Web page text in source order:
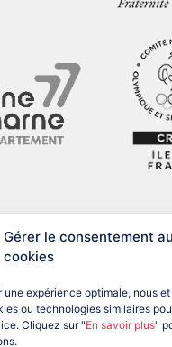
Gérer le consentement
cookies
une expérience optimale, nous
ou technologies similaires
Cliquez sur "En savoir plus"